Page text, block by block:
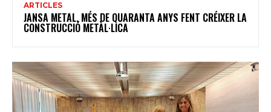
ARTICLES
JANSA METAL, MÉS DE QUARANTA ANYS FENT CRÉIXER LA
CONSTRUCCIÓ METÀL·LICA